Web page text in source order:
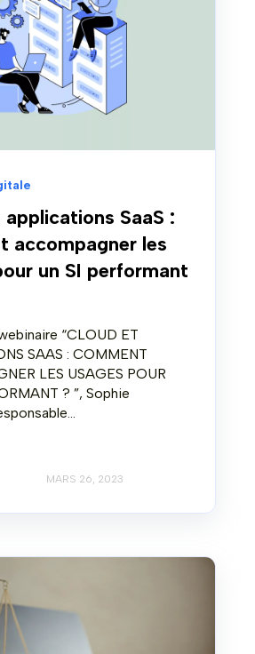
SaaS :
accompagner les
un SI performant
“CLOUD ET
SAAS : COMMENT
LES USAGES POUR
? ”, Sophie
MARS 26, 2023